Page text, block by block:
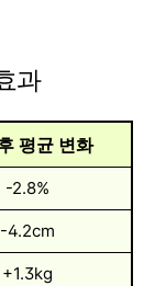
과
평균 변화
-2.8%
-4.2cm
+1.3kg